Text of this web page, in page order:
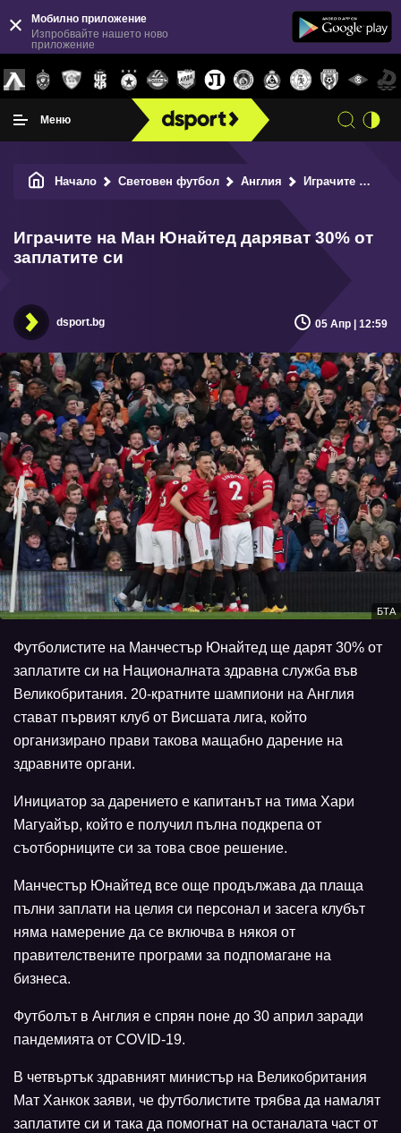
Мобилно приложение
Изпробвайте нашето ново
приложение
Меню
Начало Световен футбол Англия Играчите на Ман Юнайтед даряват 30% от заплатите си
Играчите на Ман Юнайтед даряват 30% от
заплатите си
dsport.bg 05 Апр | 12:59
БТА
Футболистите на Манчестър Юнайтед ще дарят 30% от
заплатите си на Националната здравна служба във
Великобритания. 20-кратните шампиони на Англия
стават първият клуб от Висшата лига, който
организирано прави такова мащабно дарение на
здравните органи.
Инициатор за дарението е капитанът на тима Хари
Магуайър, който е получил пълна подкрепа от
съотборниците си за това свое решение.
Манчестър Юнайтед все още продължава да плаща
пълни заплати на целия си персонал и засега клубът
няма намерение да се включва в някоя от
правителствените програми за подпомагане на
бизнеса.
Футболът в Англия е спрян поне до 30 април заради
пандемията от COVID-19.
В четвъртък здравният министър на Великобритания
Мат Ханкок заяви, че футболистите трябва да намалят
заплатите си и така да помогнат на останалата част от